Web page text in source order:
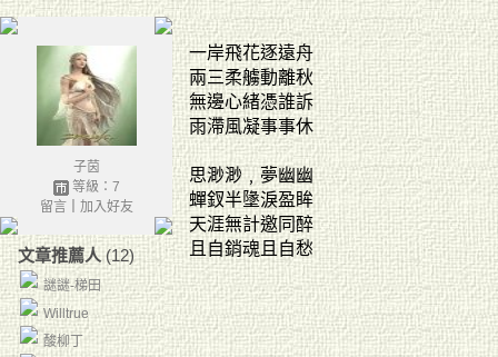
子茵
等級：7
留言｜ 加入好友
文章推薦人(12)
謎謎-梯田
Willtrue
酸柳丁
一岸飛花逐遠舟
兩三柔艣動離秋
無邊心緒憑誰訴
雨滯風凝事事休
思渺渺﹐夢幽幽
蟬釵半墬淚盈眸
天涯無計邀同醉
且自銷魂且自愁